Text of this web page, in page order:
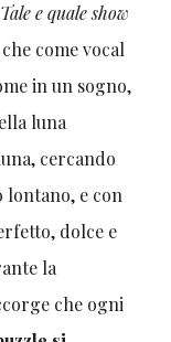
Tale e quale show
come vocal
in un sogno,
luna
cercando
lontano, e con
dolce e
la
che ogni